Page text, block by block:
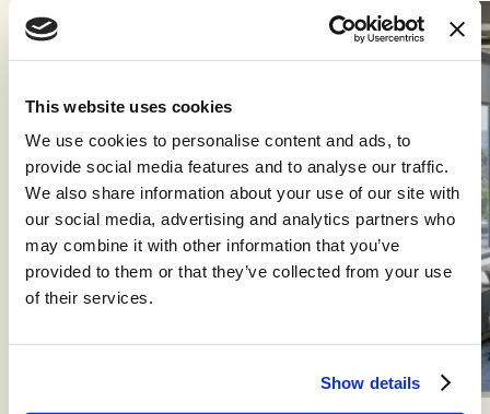
This website uses cookies
We use cookies to personalise content and ads, to
provide social media features and to analyse our traffic.
We also share information about your use of our site with
our social media, advertising and analytics partners who
may combine it with other information that you’ve
provided to them or that they’ve collected from your use
of their services.
Show details